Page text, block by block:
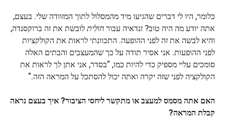
כלומר, היו לי דברים שהגיעו מיד מהמסלול לתוך המזוודה שלי. בעצם,
אתה יודע מה היה טוב? זנדאיה עבורחוֹלִיתלובשת את זה ברוקסנדה,
והיא לבשה את זה לפני ההופעה. התכוונתי לראות את הקולקציות
לפני ההופעות. אני אסיר תודה על כך שהמעצבים והבתים האלה
סומכים עליי מספיק כדי להיות כמו, "בסדר, אני אתן לך לראות את
הקולקציה לפני שזה יקרה ואתה יכול להסתכל על המראה הזה."
האם אתה מסמס למעצב או מתקשר ליחסי הציבור? איך בעצם נראה
קבלת המראה?